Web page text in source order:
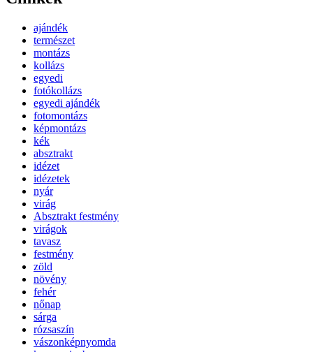
ajándék
természet
montázs
kollázs
egyedi
fotókollázs
egyedi ajándék
fotomontázs
képmontázs
kék
absztrakt
idézet
idézetek
nyár
virág
Absztrakt festmény
virágok
tavasz
festmény
zöld
növény
fehér
nőnap
sárga
rózsaszín
vászonképnyomda